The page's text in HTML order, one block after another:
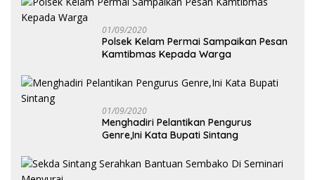
01/09/2020
Polsek Kelam Permai Sampaikan Pesan
Kamtibmas Kepada Warga
01/09/2020
Menghadiri Pelantikan Pengurus
Genre,Ini Kata Bupati Sintang